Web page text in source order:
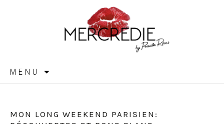
MERCREDIE
MENU
MON LONG WEEKEND PARISIEN: